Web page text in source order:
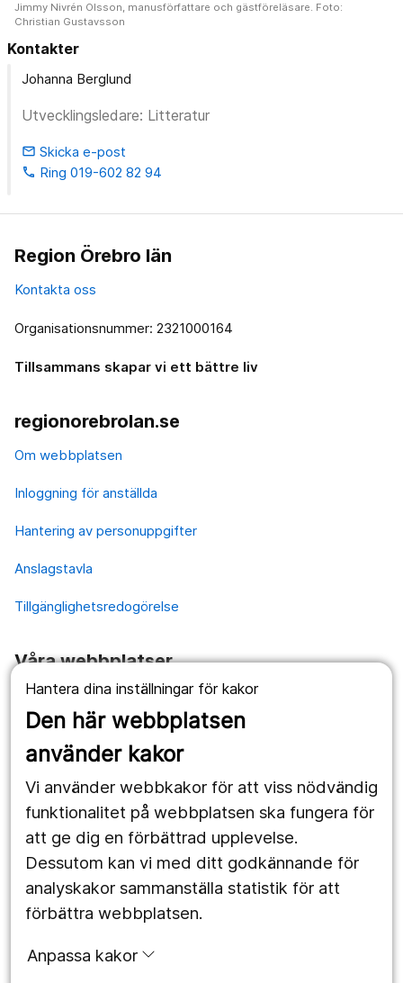
Hantera dina inställningar för kakor
Den här webbplatsen
använder kakor
Vi använder webbkakor för att viss nödvändig
funktionalitet på webbplatsen ska fungera för
att ge dig en förbättrad upplevelse.
Dessutom kan vi med ditt godkännande för
analyskakor sammanställa statistik för att
förbättra webbplatsen.
Anpassa kakor
Jimmy Nivrén Olsson, manusförfattare och gästföreläsare. Foto:
Christian Gustavsson
Kontakter
Johanna Berglund
Utvecklingsledare: Litteratur
email Skicka e-post
phone Ring 019-602 82 94
Region Örebro län
Kontakta oss
Organisationsnummer: 2321000164
Tillsammans skapar vi ett bättre liv
regionorebrolan.se
Om webbplatsen
Inloggning för anställda
Hantering av personuppgifter
Anslagstavla
Tillgänglighetsredogörelse
Våra webbplatser
1177.se
Länstrafiken
Utveckling
Följ oss
Facebook